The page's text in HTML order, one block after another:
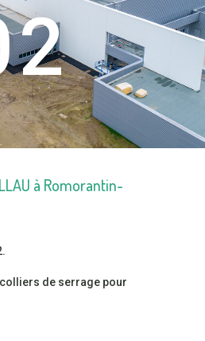
à Romorantin-
de serrage pour